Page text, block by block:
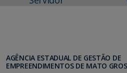
AGÊNCIA ESTADUAL DE GESTÃO DE
EMPREENDIMENTOS DE MATO